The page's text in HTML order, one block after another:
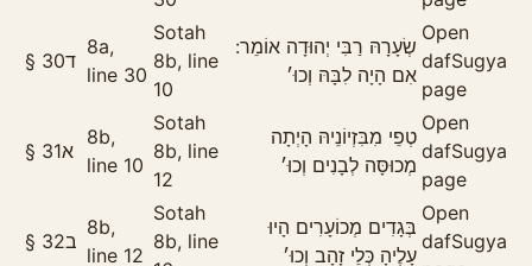
§ 30ד
8a,
line 30
Sotah
8b, line
10
שְׂעָרָהּ רַבִּי יְהוּדָה אוֹמֵר:
אִם הָיָה לִבָּהּ וְכוּ׳
Open
dafSugya
page
§ 31א
8b,
line 10
Sotah
8b, line
12
טְפֵי מִבִּזְיוֹנֵיהּ הָיְתָה
מְכוּסָּה לְבָנִים וְכוּ׳
Open
dafSugya
page
§ 32ב
8b,
line 12
Sotah
8b, line
בְּגָדִים מְכוֹעָרִים הָיוּ
עָלֶיהָ כְּלֵי זָהָב וְכוּ׳
Open
dafSugya